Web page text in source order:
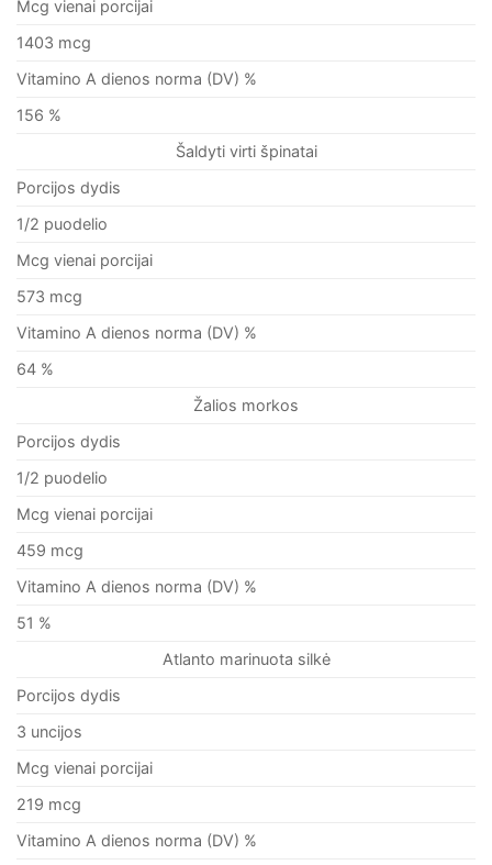
Mcg vienai porcijai
1403 mcg
Vitamino A dienos norma (DV) %
156 %
Šaldyti virti špinatai
Porcijos dydis
1/2 puodelio
Mcg vienai porcijai
573 mcg
Vitamino A dienos norma (DV) %
64 %
Žalios morkos
Porcijos dydis
1/2 puodelio
Mcg vienai porcijai
459 mcg
Vitamino A dienos norma (DV) %
51 %
Atlanto marinuota silkė
Porcijos dydis
3 uncijos
Mcg vienai porcijai
219 mcg
Vitamino A dienos norma (DV) %